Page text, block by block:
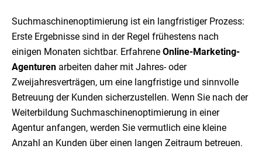
Suchmaschinenoptimierung ist ein langfristiger Prozess:
Erste Ergebnisse sind in der Regel frühestens nach
einigen Monaten sichtbar. Erfahrene Online-Marketing-
Agenturen arbeiten daher mit Jahres- oder
Zweijahresverträgen, um eine langfristige und sinnvolle
Betreuung der Kunden sicherzustellen. Wenn Sie nach der
Weiterbildung Suchmaschinenoptimierung in einer
Agentur anfangen, werden Sie vermutlich eine kleine
Anzahl an Kunden über einen langen Zeitraum betreuen.